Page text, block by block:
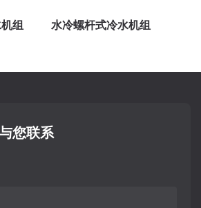
组 水冷螺杆式冷水机组
您联系